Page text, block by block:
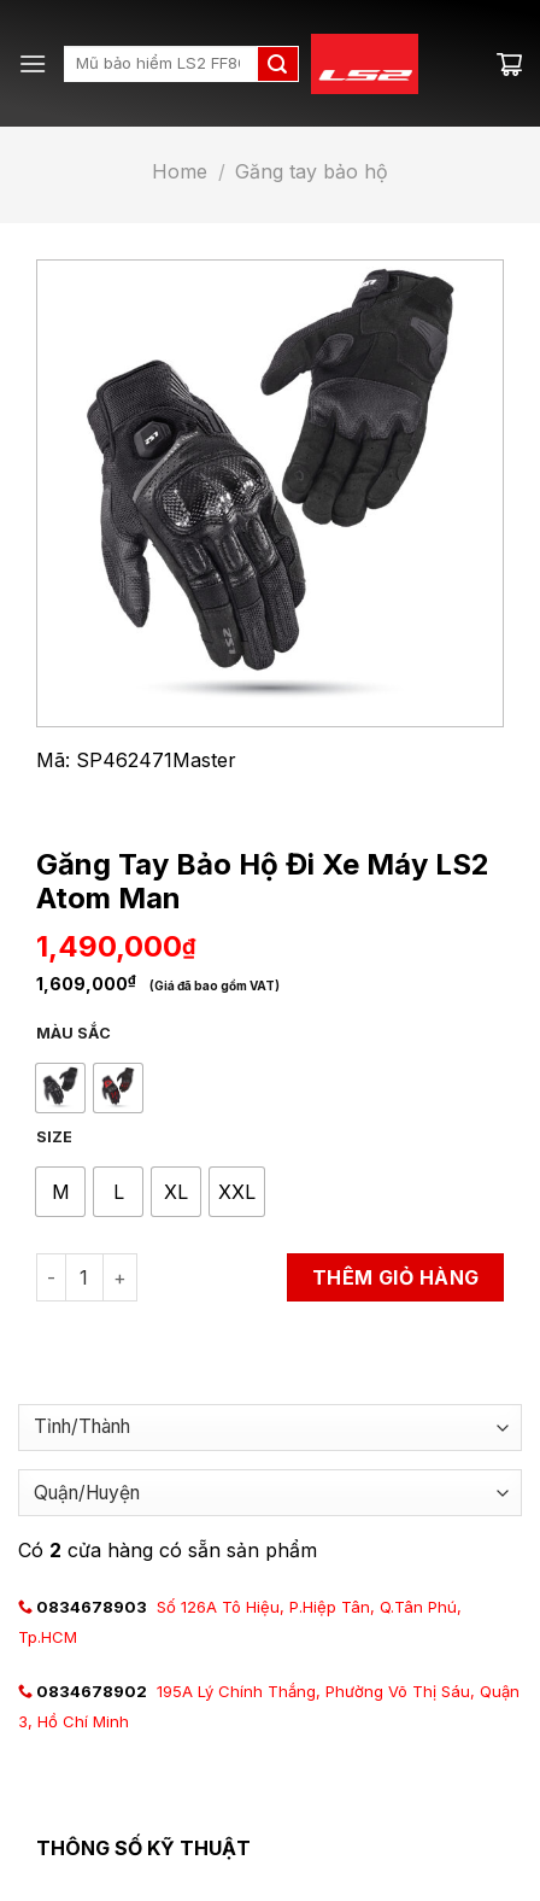
content
Search
for:
Home / Găng tay bảo hộ
Mã: SP462471Master
Găng Tay Bảo Hộ Đi Xe Máy LS2
Atom Man
1,490,000₫
1,609,000₫ (Giá đã bao gồm VAT)
MÀU SẮC
SIZE
M L XL XXL
Găng Tay Bảo Hộ Đi Xe Máy LS2 Atom Man quantity
THÊM GIỎ HÀNG
Có 2 cửa hàng có sẵn sản phẩm
0834678903 Số 126A Tô Hiệu, P.Hiệp Tân, Q.Tân Phú,
Tp.HCM
0834678902 195A Lý Chính Thắng, Phường Võ Thị Sáu, Quận
3, Hồ Chí Minh
THÔNG SỐ KỸ THUẬT